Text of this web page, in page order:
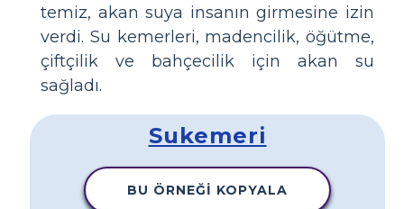
temiz, akan suya insanın girmesine izin
verdi. Su kemerleri, madencilik, öğütme,
çiftçilik ve bahçecilik için akan su
sağladı.
Sukemeri
BU ÖRNEĞI KOPYALA